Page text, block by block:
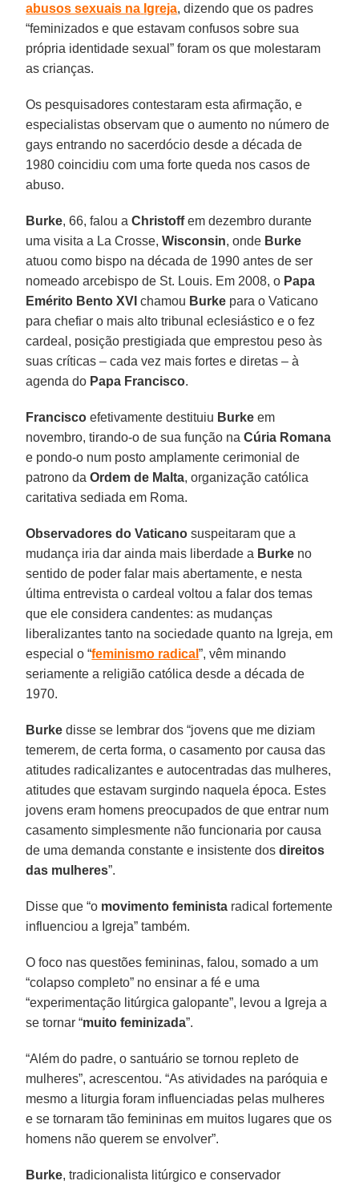
abusos sexuais na Igreja, dizendo que os padres
“feminizados e que estavam confusos sobre sua
própria identidade sexual” foram os que molestaram
as crianças.
Os pesquisadores contestaram esta afirmação, e
especialistas observam que o aumento no número de
gays entrando no sacerdócio desde a década de
1980 coincidiu com uma forte queda nos casos de
abuso.
Burke, 66, falou aChristoffem dezembro durante
uma visita a La Crosse,Wisconsin, onde Burke
atuou como bispo na década de 1990 antes de ser
nomeado arcebispo de St. Louis. Em 2008, o Papa
Emérito Bento XVI chamou Burke para o Vaticano
para chefiar o mais alto tribunal eclesiástico e o fez
cardeal, posição prestigiada que emprestou peso às
suas críticas – cada vez mais fortes e diretas – à
agenda do Papa Francisco.
Francisco efetivamente destituiu Burke em
novembro, tirando-o de sua função naCúria Romana
e pondo-o num posto amplamente cerimonial de
patrono daOrdem de Malta, organização católica
caritativa sediada em Roma.
Observadores do Vaticano suspeitaram que a
mudança iria dar ainda mais liberdade a Burke no
sentido de poder falar mais abertamente, e nesta
última entrevista o cardeal voltou a falar dos temas
que ele considera candentes: as mudanças
liberalizantes tanto na sociedade quanto na Igreja, em
especial o “feminismo radical”, vêm minando
seriamente a religião católica desde a década de
1970.
Burke disse se lembrar dos “jovens que me diziam
temerem, de certa forma, o casamento por causa das
atitudes radicalizantes e autocentradas das mulheres,
atitudes que estavam surgindo naquela época. Estes
jovens eram homens preocupados de que entrar num
casamento simplesmente não funcionaria por causa
de uma demanda constante e insistente dosdireitos
das mulheres”.
Disse que “o movimento feminista radical fortemente
influenciou a Igreja” também.
O foco nas questões femininas, falou, somado a um
“colapso completo” no ensinar a fé e uma
“experimentação litúrgica galopante”, levou a Igreja a
se tornar “muito feminizada”.
“Além do padre, o santuário se tornou repleto de
mulheres”, acrescentou. “As atividades na paróquia e
mesmo a liturgia foram influenciadas pelas mulheres
e se tornaram tão femininas em muitos lugares que os
homens não querem se envolver”.
Burke, tradicionalista litúrgico e conservador